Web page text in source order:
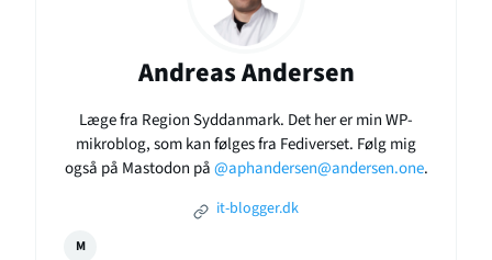
Andreas Andersen
Læge fra Region Syddanmark. Det her er min WP-
mikroblog, som kan følges fra Fediverset. Følg mig
også på Mastodon på@aphandersen@andersen.one.
it-blogger.dk
M